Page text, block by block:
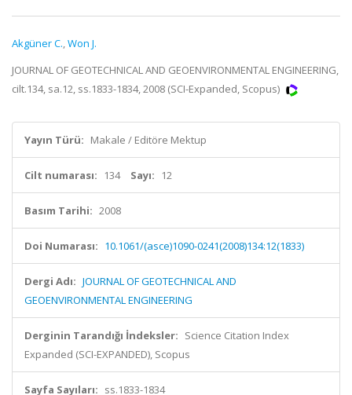
Akgüner C.,Won J.
JOURNAL OF GEOTECHNICAL AND GEOENVIRONMENTAL ENGINEERING,
cilt.134, sa.12, ss.1833-1834, 2008 (SCI-Expanded, Scopus)
Yayın Türü: Makale / Editöre Mektup
Cilt numarası: 134 Sayı: 12
Basım Tarihi: 2008
Doi Numarası: 10.1061/(asce)1090-0241(2008)134:12(1833)
Dergi Adı: JOURNAL OF GEOTECHNICAL AND
GEOENVIRONMENTAL ENGINEERING
Derginin Tarandığı İndeksler: Science Citation Index
Expanded (SCI-EXPANDED), Scopus
Sayfa Sayıları: ss.1833-1834